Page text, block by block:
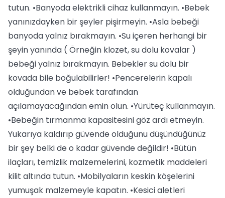
tutun. •Banyoda elektrikli cihaz kullanmayın. •Bebek
yanınızdayken bir şeyler pişirmeyin. •Asla bebeği
banyoda yalnız bırakmayın. •Su içeren herhangi bir
şeyin yanında ( Örneğin klozet, su dolu kovalar )
bebeği yalnız bırakmayın. Bebekler su dolu bir
kovada bile boğulabilirler! •Pencerelerin kapalı
olduğundan ve bebek tarafından
açılamayacağından emin olun. •Yürüteç kullanmayın.
•Bebeğin tırmanma kapasitesini göz ardı etmeyin.
Yukarıya kaldırıp güvende olduğunu düşündüğünüz
bir şey belki de o kadar güvende değildir! •Bütün
ilaçları, temizlik malzemelerini, kozmetik maddeleri
kilit altında tutun. •Mobilyaların keskin köşelerini
yumuşak malzemeyle kapatın. •Kesici aletleri